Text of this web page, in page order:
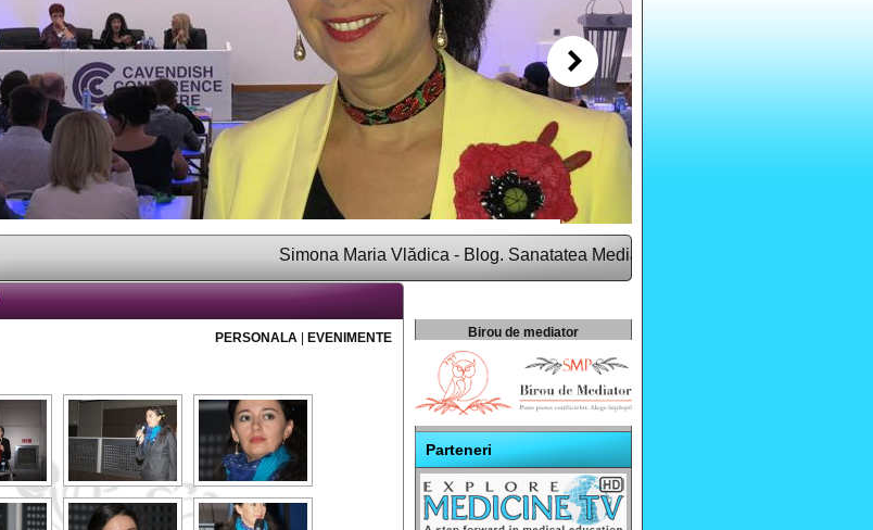
Simona Maria Vlădica - Blog. Sanatatea Media Group este o companie de
PERSONALA EVENIMENTE Birou de mediator
Parteneri